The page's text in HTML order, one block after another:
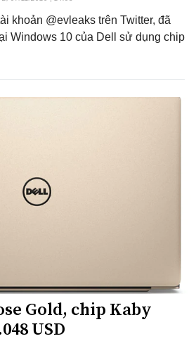
khoản @evleaks trên Twitter, đã
Windows 10 của Dell sử dụng chip
Gold, chip Kaby
USD